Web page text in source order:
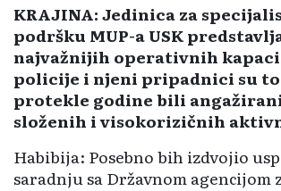
KRAJINA: Jedinica za
podršku MUP-a USK
najvažnijih operativnih
policije i njeni pripadnici su
protekle godine bili
složenih i visokorizičnih
Habibija: Posebno bih izdvojio
saradnju sa Državnom agencijom